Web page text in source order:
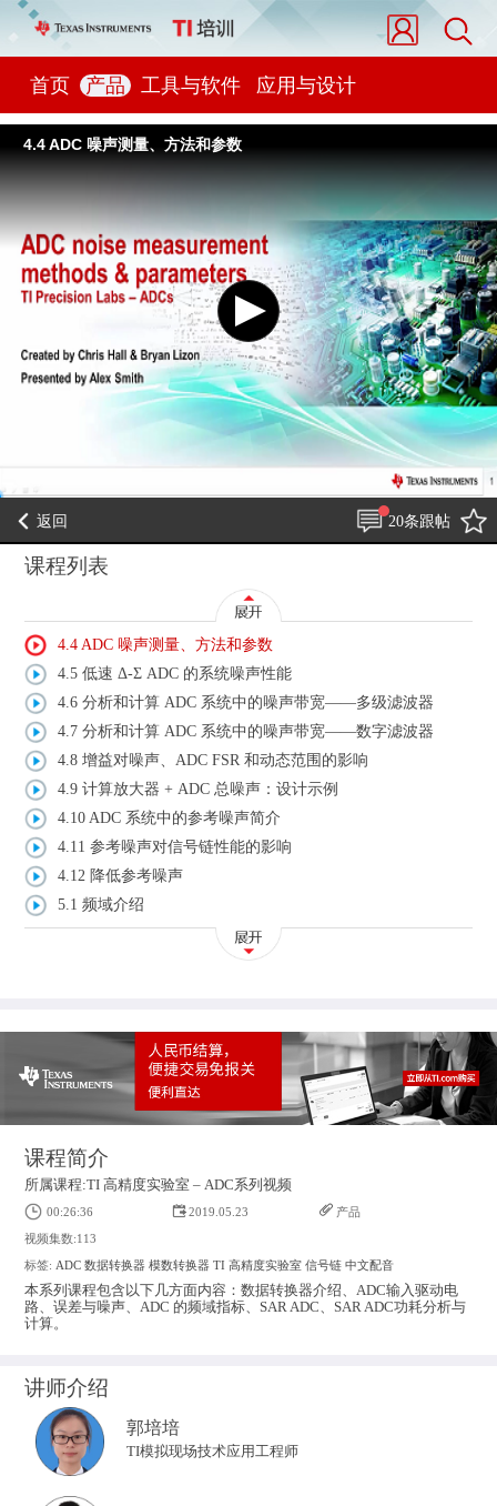
首页 产品 工具与软件 应用与设计
4.4 ADC 噪声测量、方法和参数
返回 20条跟帖
课程列表
4.4 ADC 噪声测量、方法和参数
4.5 低速 Δ-Σ ADC 的系统噪声性能
4.6 分析和计算 ADC 系统中的噪声带宽——多级滤波器
4.7 分析和计算 ADC 系统中的噪声带宽——数字滤波器
4.8 增益对噪声、ADC FSR 和动态范围的影响
4.9 计算放大器 + ADC 总噪声：设计示例
4.10 ADC 系统中的参考噪声简介
4.11 参考噪声对信号链性能的影响
4.12 降低参考噪声
5.1 频域介绍
课程简介
所属课程:TI 高精度实验室 – ADC系列视频
00:26:36 2019.05.23
产品
视频集数:113
标签: ADC 数据转换器 模数转换器 TI 高精度实验室 信号链 中文配音
本系列课程包含以下几方面内容：数据转换器介绍、ADC输入驱动电
路、误差与噪声、ADC 的频域指标、SAR ADC、SAR ADC功耗分析与
计算。
讲师介绍
郭培培
TI模拟现场技术应用工程师